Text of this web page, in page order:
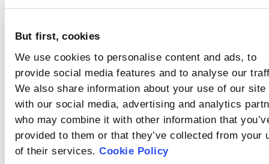
But first, cookies
We use cookies to personalise content and ads, to
provide social media features and to analyse our
We also share information about your use of our site
with our social media, advertising and analytics
who may combine it with other information that
provided to them or that they’ve collected from your
of their services.Cookie Policy
수된 빛의 비율을 의미
배경 신호란 무엇
인가요?
배경 신호는 광학 신호
와 전기 신호로 구성됩
니다. 광학 잡음은 측정
중에 관계없는 물질에
의해 발생한 외부 신호
입니다.
굴절률과 흡수 계
수란 무엇인가
요?
입도 분포를 계산하려
면 매질과 샘플의 굴절
률과 샘플 물질의 흡수